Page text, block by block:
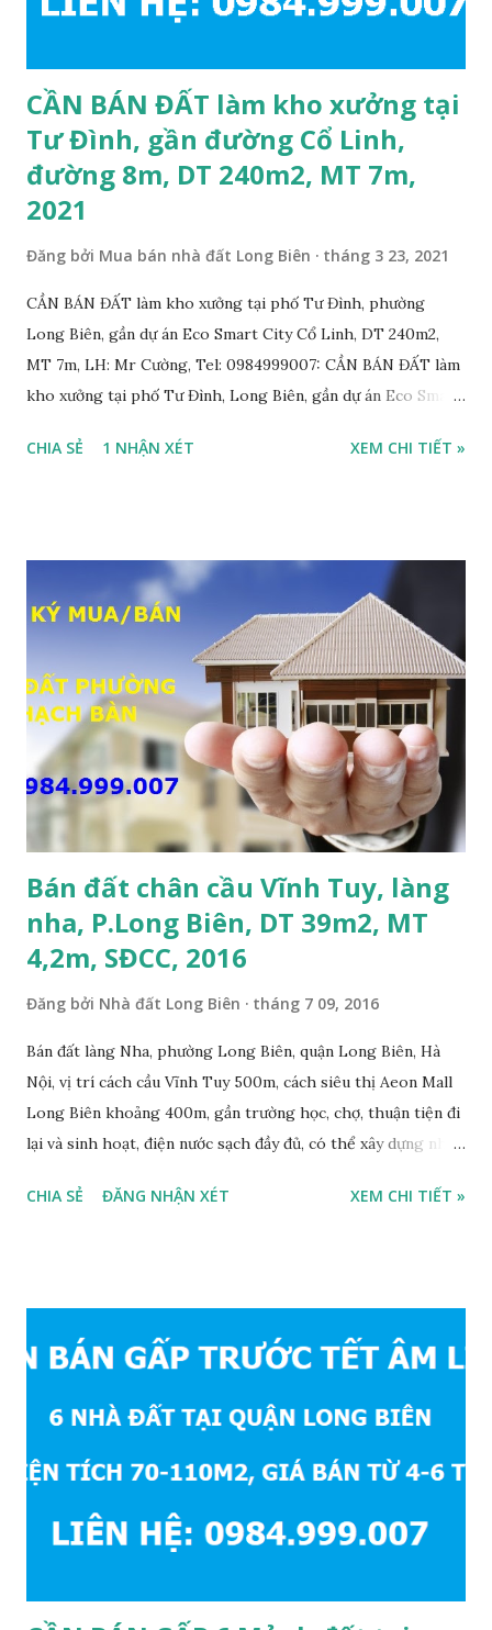
thiện chí mua; Liên hệ: Mr Cường, Tel: 0984999007...
CẦN BÁN ĐẤT làm kho xưởng tại
Tư Đình, gần đường Cổ Linh,
đường 8m, DT 240m2, MT 7m,
2021
Đăng bởi Mua bán nhà đất Long Biên tháng 3 23, 2021
CẦN BÁN ĐẤT làm kho xưởng tại phố Tư Đình, phường
Long Biên, gần dự án Eco Smart City Cổ Linh, DT 240m2,
MT 7m, LH: Mr Cường, Tel: 0984999007: CẦN BÁN ĐẤT làm
kho xưởng tại phố Tư Đình, Long Biên, gần dự án Eco Smart
nằm trên mặt ngõ thông, đường rộng 8m, 2 ô tô tránh nhau;
bán: 17,5 tỷ, có thương lượng với khách thiện chí mua nhanh;
THÔNG TIN TIỆN ÍCH XUNG QUANH MẢNH ĐẤT LÀM
KHO XƯỞNG TẠI PHỐ TƯ ĐÌNH CẦN BÁN: • Đất nằm trên
mặt ngõ phố Tư Đình, ngõ trước nhà rộng 8m, ngõ thông, ô
tô tránh nhau; • Cách mặt đường Cổ Linh khoảng 200m; •
Cách dự án Eco Smart City Cổ Linh khoảng 250m; • Gần dự
án khu biệt thự dự án Minh Tâm Tư Đình • Cách chân cầu
Vĩnh Tuy và siêu thị Aeon Mall Long Biên khoảng 500m; •
Khu vực đông đúc dân cư, thuận tiện đi lại và sinh hoạt; ...
CHIA SẺ 1 NHẬN XÉT XEM CHI TIẾT »
Bán đất chân cầu Vĩnh Tuy, làng
nha, P.Long Biên, DT 39m2, MT
4,2m, SĐCC, 2016
Đăng bởi Nhà đất Long Biên tháng 7 09, 2016
Bán đất làng Nha, phường Long Biên, quận Long Biên, Hà
Nội, vị trí cách cầu Vĩnh Tuy 500m, cách siêu thị Aeon Mall
Long Biên khoảng 400m, gần trường học, chợ, thuận tiện đi
lại và sinh hoạt, điện nước sạch đầy đủ, có thể xây dựng nhà
đi lại và sinh hoạt, đất thổ cư, hướng Đông Nam, diện tích
CHIA SẺ ĐĂNG NHẬN XÉT XEM CHI TIẾT »